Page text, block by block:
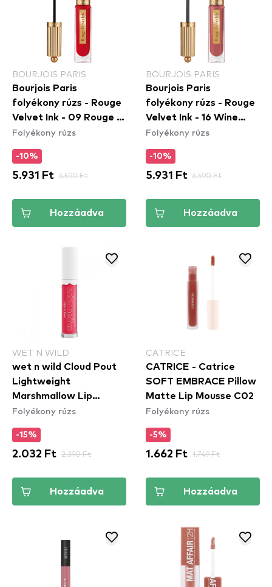
BOURJOIS PARIS
Bourjois Paris
folyékony rúzs - Rouge
Velvet Ink - 09 Rouge A
Reves
Folyékony rúzs
-10%
5.931 Ft 6.590 Ft
Hozzáadva
BOURJOIS PARIS
Bourjois Paris
folyékony rúzs - Rouge
Velvet Ink - 16 Wine
More Time
Folyékony rúzs
-10%
5.931 Ft 6.590 Ft
Hozzáadva
WET N WILD
wet n wild Cloud Pout
Lightweight
Marshmallow Lip
Mousse - Fluff You
Folyékony rúzs
-15%
2.032 Ft 2.390 Ft
Hozzáadva
CATRICE
CATRICE - Catrice
SOFT EMBRACE Pillow
Matte Lip Mousse C02
Folyékony rúzs
-5%
1.662 Ft 1.749 Ft
Hozzáadva